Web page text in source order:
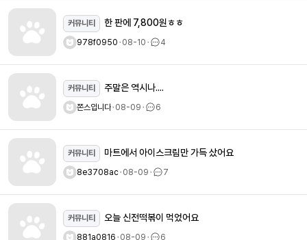
커뮤니티 한 판에 7,800원ㅎㅎ
978f0950ㆍ08-10ㆍ 4
커뮤니티 주말은 역시나....
쫀스입니다ㆍ08-09ㆍ 6
커뮤니티 마트에서 아이스크림만 가득 샀어요
8e3708acㆍ08-09ㆍ 7
커뮤니티 오늘 신전떡볶이 먹었어요
881a0816ㆍ08-09ㆍ 6